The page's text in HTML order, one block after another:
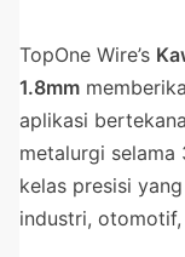
TopOne Wire’s
1.8mm
aplikasi
metalurgi selama
kelas presisi
industri,